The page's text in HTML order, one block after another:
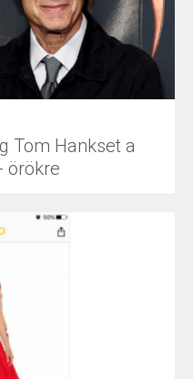
Tom Hankset a
örökre